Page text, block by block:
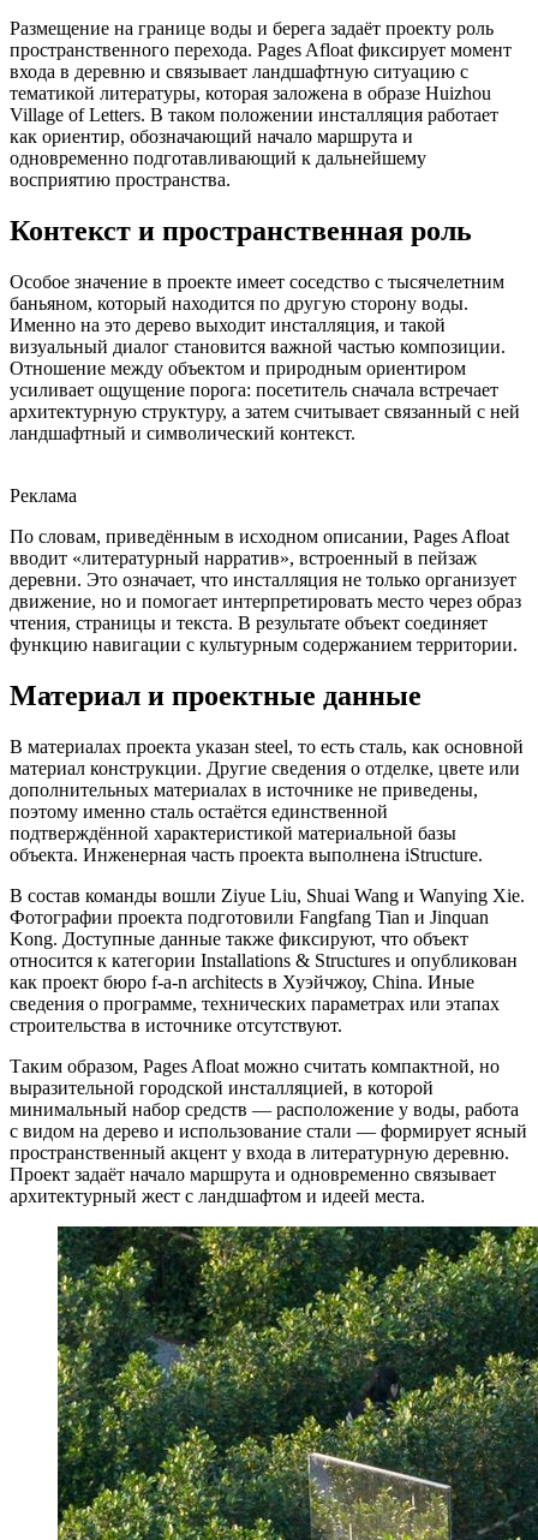
Размещение на границе воды и берега задаёт проекту роль
пространственного перехода. Pages Afloat фиксирует момент
входа в деревню и связывает ландшафтную ситуацию с
тематикой литературы, которая заложена в образе Huizhou
Village of Letters. В таком положении инсталляция работает
как ориентир, обозначающий начало маршрута и
одновременно подготавливающий к дальнейшему
восприятию пространства.
Контекст и пространственная роль
Особое значение в проекте имеет соседство с тысячелетним
баньяном, который находится по другую сторону воды.
Именно на это дерево выходит инсталляция, и такой
визуальный диалог становится важной частью композиции.
Отношение между объектом и природным ориентиром
усиливает ощущение порога: посетитель сначала встречает
архитектурную структуру, а затем считывает связанный с ней
ландшафтный и символический контекст.
Реклама
По словам, приведённым в исходном описании, Pages Afloat
вводит «литературный нарратив», встроенный в пейзаж
деревни. Это означает, что инсталляция не только организует
движение, но и помогает интерпретировать место через образ
чтения, страницы и текста. В результате объект соединяет
функцию навигации с культурным содержанием территории.
Материал и проектные данные
В материалах проекта указан steel, то есть сталь, как основной
материал конструкции. Другие сведения о отделке, цвете или
дополнительных материалах в источнике не приведены,
поэтому именно сталь остаётся единственной
подтверждённой характеристикой материальной базы
объекта. Инженерная часть проекта выполнена iStructure.
В состав команды вошли Ziyue Liu, Shuai Wang и Wanying Xie.
Фотографии проекта подготовили Fangfang Tian и Jinquan
Kong. Доступные данные также фиксируют, что объект
относится к категории Installations & Structures и опубликован
как проект бюро f-a-n architects в Хуэйчжоу, China. Иные
сведения о программе, технических параметрах или этапах
строительства в источнике отсутствуют.
Таким образом, Pages Afloat можно считать компактной, но
выразительной городской инсталляцией, в которой
минимальный набор средств — расположение у воды, работа
с видом на дерево и использование стали — формирует ясный
пространственный акцент у входа в литературную деревню.
Проект задаёт начало маршрута и одновременно связывает
архитектурный жест с ландшафтом и идеей места.